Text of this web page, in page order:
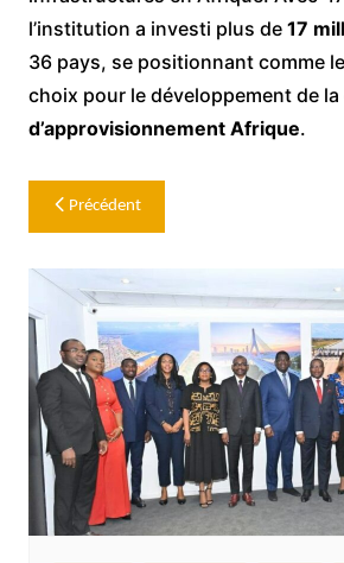
l’institution a investi plus de 17
36 pays, se positionnant comme
choix pour le développement de la
d’approvisionnement Afrique.
Navigation
de
l’article
Précédent